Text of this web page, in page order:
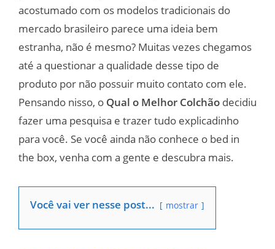
acostumado com os modelos tradicionais do
mercado brasileiro parece uma ideia bem
estranha, não é mesmo? Muitas vezes chegamos
até a questionar a qualidade desse tipo de
produto por não possuir muito contato com ele.
Pensando nisso, o Qual o Melhor Colchão decidiu
fazer uma pesquisa e trazer tudo explicadinho
para você. Se você ainda não conhece o bed in
the box, venha com a gente e descubra mais.
Você vai ver nesse post... mostrar